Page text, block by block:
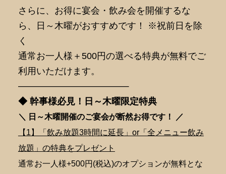
さらに、お得に宴会・飲み会を開催するな
ら、日～木曜がおすすめです！ ※祝前日を除
く
通常お一人様＋500円の選べる特典が無料でご
利用いただけます。
———————————–
◆ 幹事様必見！日～木曜限定特典
＼ 日～木曜開催のご宴会が断然お得です！ ／
【1】「飲み放題3時間に延長」or「全メニュー飲み
放題」の特典をプレゼント
通常お一人様+500円(税込)のオプションが無料とな